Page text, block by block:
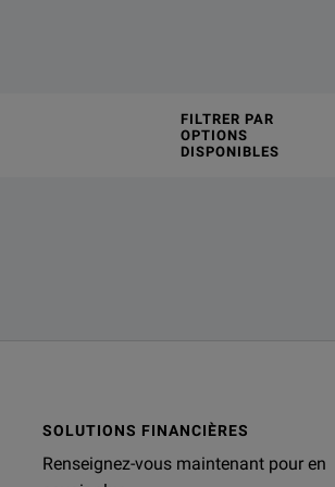
FILTRER PAR
OPTIONS
DISPONIBLES
SOLUTIONS FINANCIÈRES
Renseignez-vous maintenant pour en
renseigner.